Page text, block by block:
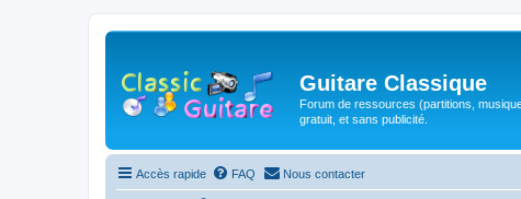
Guitare Classique
Forum de ressources (partitions,
gratuit, et sans publicité.
Accès rapide FAQ Nous contacter